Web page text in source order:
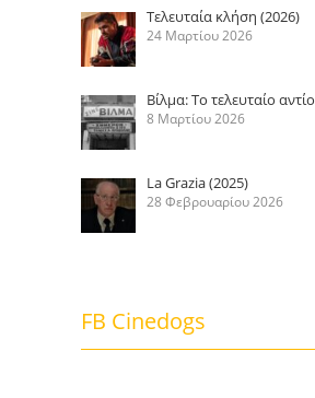
Τελευταία κλήση (2026)
24 Μαρτίου 2026
Βίλμα: Το τελευταίο αντίο
8 Μαρτίου 2026
La Grazia (2025)
28 Φεβρουαρίου 2026
FB Cinedogs